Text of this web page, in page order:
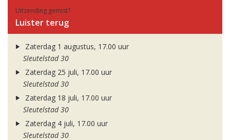
Uitzending gemist?
Luister terug
Zaterdag 1 augustus, 17.00 uur
Sleutelstad 30
Zaterdag 25 juli, 17.00 uur
Sleutelstad 30
Zaterdag 18 juli, 17.00 uur
Sleutelstad 30
Zaterdag 4 juli, 17.00 uur
Sleutelstad 30